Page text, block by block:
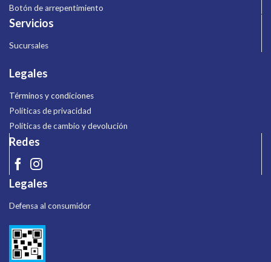
Botón de arrepentimiento
Servicios
Sucursales
Legales
Términos y condiciones
Políticas de privacidad
Políticas de cambio y devolución
Redes
Legales
Defensa al consumidor